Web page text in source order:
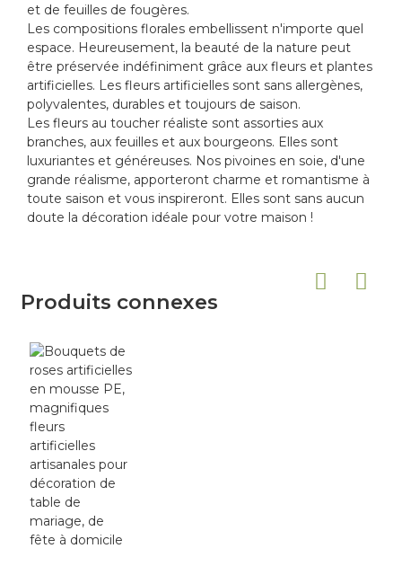
et de feuilles de fougères.
Les compositions florales embellissent n'importe quel
espace. Heureusement, la beauté de la nature peut
être préservée indéfiniment grâce aux fleurs et plantes
artificielles. Les fleurs artificielles sont sans allergènes,
polyvalentes, durables et toujours de saison.
Les fleurs au toucher réaliste sont assorties aux
branches, aux feuilles et aux bourgeons. Elles sont
luxuriantes et généreuses. Nos pivoines en soie, d'une
grande réalisme, apporteront charme et romantisme à
toute saison et vous inspireront. Elles sont sans aucun
doute la décoration idéale pour votre maison !
Produits connexes